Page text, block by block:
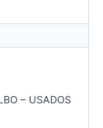
– USADOS